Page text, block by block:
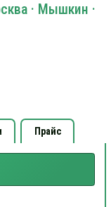
· Мышкин ·
Прайс